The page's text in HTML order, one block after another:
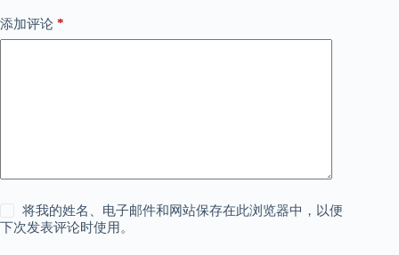
添加评论 *
将我的姓名、电子邮件和网站保存在此浏览器中，以便
下次发表评论时使用。